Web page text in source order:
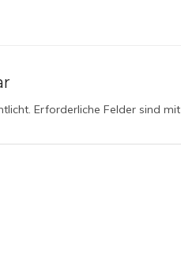
Erforderliche Felder sind mit